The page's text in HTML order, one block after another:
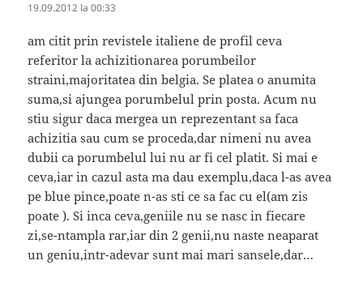
19.09.2012 la 00:33
am citit prin revistele italiene de profil ceva
referitor la achizitionarea porumbeilor
straini,majoritatea din belgia. Se platea o anumita
suma,si ajungea porumbelul prin posta. Acum nu
stiu sigur daca mergea un reprezentant sa faca
achizitia sau cum se proceda,dar nimeni nu avea
dubii ca porumbelul lui nu ar fi cel platit. Si mai e
ceva,iar in cazul asta ma dau exemplu,daca l-as avea
pe blue pince,poate n-as sti ce sa fac cu el(am zis
poate ). Si inca ceva,geniile nu se nasc in fiecare
zi,se-ntampla rar,iar din 2 genii,nu naste neaparat
un geniu,intr-adevar sunt mai mari sansele,dar…